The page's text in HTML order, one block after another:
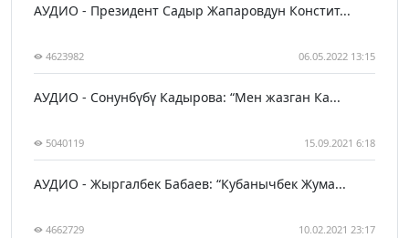
АУДИО - Президент Садыр Жапаровдун Констит...
4623982 06.05.2022 13:15
АУДИО - Сонунбүбү Кадырова: “Мен жазган Ка...
5040119 15.09.2021 6:18
АУДИО - Жыргалбек Бабаев: “Кубанычбек Жума...
4662729 10.02.2021 23:17